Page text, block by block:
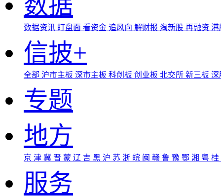
数据资讯 盯盘面 看资金 追风向 解财报 淘新股 再融资
信披+
全部 沪市主板 深市主板 科创板 创业板 北交所 新三板
专题
地方
京 津 冀 晋 蒙 辽 吉 黑 沪 苏 浙 皖 闽 赣 鲁 豫 鄂 湘 粤 桂
服务